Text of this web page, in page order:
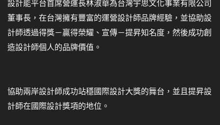
設計能平台首席營運長林淑華為台灣宇思文化事業有限公司
董事長，在台灣擁有豐富的運營設計師品牌經驗，並協助設
計師透過得獎－贏得榮耀、宣傳－提昇知名度，然後成功創
造設計師個人的品牌價值。
協助兩岸設計師成功站穩國際設計大獎的舞台，並且提昇設
計師在國際設計獎項的地位。